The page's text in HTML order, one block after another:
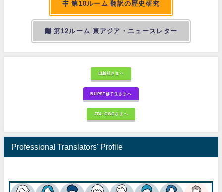
第10ルーム 翻訳の歴史研究
第12ルーム 東アジア・ニュースレター
出版社さまへ
BUPST修了生さまへ
JTA-GWGさまへ
Professional Translators' Profile